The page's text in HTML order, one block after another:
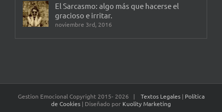
El Sarcasmo: algo más que hacerse el
gracioso e irritar.
noviembre 3rd, 2016
Gestion Emocional Copyright 2015- 2026 | Textos Legales | Política
de Cookies | Diseñado por Kuolity Marketing